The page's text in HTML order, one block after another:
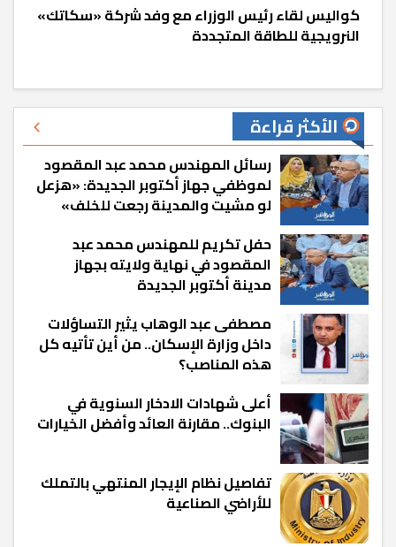
كواليس لقاء رئيس الوزراء مع وفد شركة «سكاتك»
النرويجية للطاقة المتجددة
الأكثر قراءة
رسائل المهندس محمد عبد المقصود
لموظفي جهاز أكتوبر الجديدة: «هزعل
لو مشيت والمدينة رجعت للخلف»
حفل تكريم للمهندس محمد عبد
المقصود في نهاية ولايته بجهاز
مدينة أكتوبر الجديدة
مصطفى عبد الوهاب يثير التساؤلات
داخل وزارة الإسكان.. من أين تأتيه كل
هذه المناصب؟
أعلى شهادات الادخار السنوية في
البنوك.. مقارنة العائد وأفضل الخيارات
تفاصيل نظام الإيجار المنتهي بالتملك
للأراضي الصناعية